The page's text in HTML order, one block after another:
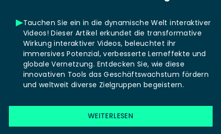
Tauchen Sie ein in die dynamische Welt interaktiver
Videos! Dieser Artikel erkundet die transformative
Wirkung interaktiver Videos, beleuchtet ihr
immersives Potenzial, verbesserte Lerneffekte und
globale Vernetzung. Entdecken Sie, wie diese
innovativen Tools das Geschäftswachstum fördern
und weltweit diverse Zielgruppen begeistern.
WEITERLESEN